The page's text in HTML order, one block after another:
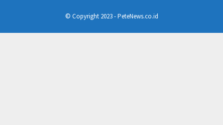
© Copyright 2023 - PeteNews.co.id